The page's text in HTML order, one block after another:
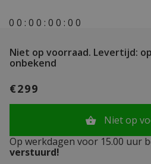
0 0 : 0 0 : 0 0 : 0 0
Niet op voorraad. Levertijd:
onbekend
€299
Niet op
Op werkdagen voor 15.00 uur
verstuurd!